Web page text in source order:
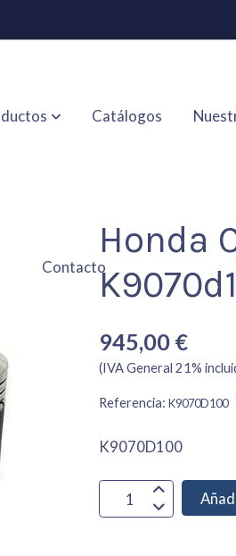
Catálogos
Contacto
Honda
945,00 €
(IVA General 21%
Referencia:K9070D100
K9070D100